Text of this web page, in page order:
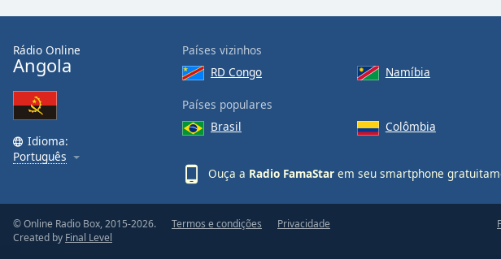
Rádio Online
Angola
Idioma:
Português
Países vizinhos
RD Congo
Namíbia
Países populares
Brasil
Colômbia
Ouça a Radio FamaStar em seu smartphone
© Online Radio Box, 2015-2026.
Created by Final Level
Termos e condições Privacidade